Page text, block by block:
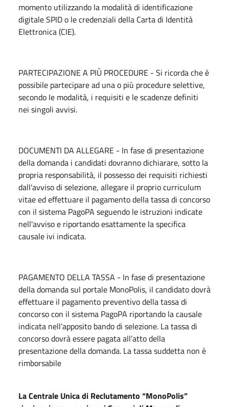
momento utilizzando la modalità di identificazione
digitale SPID o le credenziali della Carta di Identità
Elettronica (CIE).
PARTECIPAZIONE A PIÙ PROCEDURE - Si ricorda che è
possibile partecipare ad una o più procedure selettive,
secondo le modalità, i requisiti e le scadenze definiti
nei singoli avvisi.
DOCUMENTI DA ALLEGARE - In fase di presentazione
della domanda i candidati dovranno dichiarare, sotto la
propria responsabilità, il possesso dei requisiti richiesti
dall'avviso di selezione, allegare il proprio curriculum
vitae ed effettuare il pagamento della tassa di concorso
con il sistema PagoPA seguendo le istruzioni indicate
nell'avviso e riportando esattamente la specifica
causale ivi indicata.
PAGAMENTO DELLA TASSA - In fase di presentazione
della domanda sul portale MonoPolis, il candidato dovrà
effettuare il pagamento preventivo della tassa di
concorso con il sistema PagoPA riportando la causale
indicata nell’apposito bando di selezione. La tassa di
concorso dovrà essere pagata all’atto della
presentazione della domanda. La tassa suddetta non è
rimborsabile
La Centrale Unica di Reclutamento “MonoPolis”